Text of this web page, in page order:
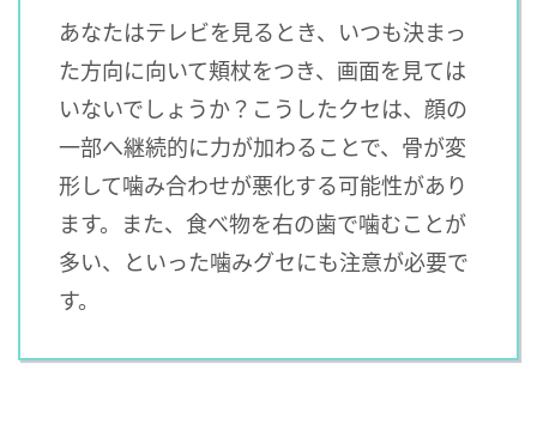
あなたはテレビを見るとき、いつも決まっ
た方向に向いて頬杖をつき、画面を見ては
いないでしょうか？こうしたクセは、顔の
一部へ継続的に力が加わることで、骨が変
形して噛み合わせが悪化する可能性があり
ます。また、食べ物を右の歯で噛むことが
多い、といった噛みグセにも注意が必要で
す。